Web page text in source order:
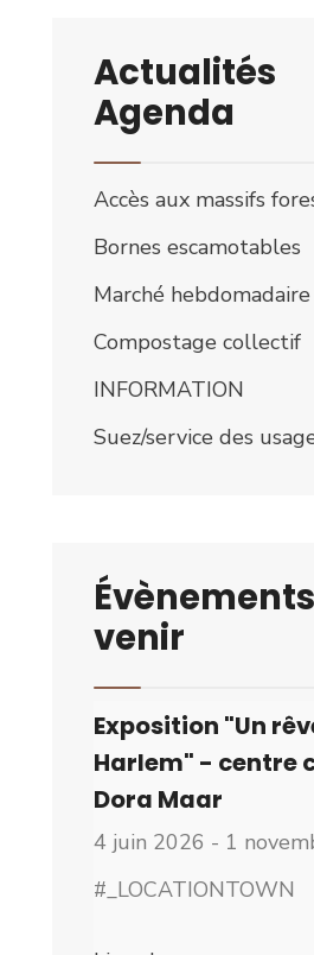
Agenda
Accès aux massifs
Bornes escamotables
Marché hebdomadaire
Compostage collectif
INFORMATION
Suez/service des
venir
Exposition "Un
Harlem" - centre
Dora Maar
4 juin 2026 - 1
#_LOCATIONTOWN